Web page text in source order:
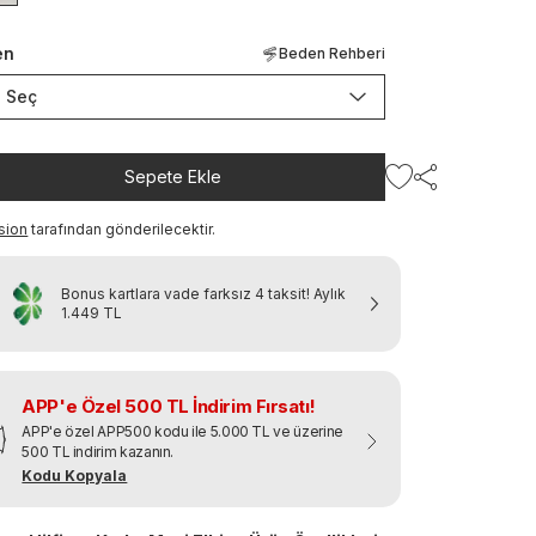
Beden Rehberi
Seç
Sepete Ekle
tarafından gönderilecektir.
Bonus kartlara vade farksız 4 taksit! Aylık
1.449 TL
APP'e Özel 500 TL İndirim Fırsatı!
APP'e özel APP500 kodu ile 5.000 TL ve üzerine
500 TL indirim kazanın.
Kodu Kopyala